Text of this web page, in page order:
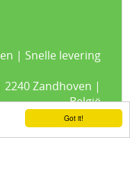
Got it!
| Snelle levering
Zandhoven |
België
✉hallo@link-it.be
0017 8143 2480